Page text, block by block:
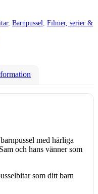
, Barnpussel Filmer, serier &
med härliga
och hans vänner som
som ditt barn